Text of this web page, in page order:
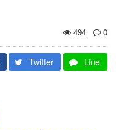
494
0
Twitter Line